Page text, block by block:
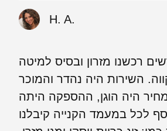
H. A.
רכשנו מזרון ובסיס למיטה
השירות היה נהדר והמוכר
היה הוגן, ההספקה היתה
לכל במעמד הקנייה קיבלנו